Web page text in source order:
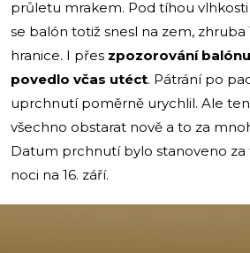
průletu mrakem. Pod tíhou
se balón totiž snesl na zem,
hranice. I přes zpozorování
povedlo včas utéct. Pátrání po
uprchnutí poměrně urychlil. Ale
všechno obstarat nově a to za
Datum prchnutí bylo stanoveno za
noci na 16. září.